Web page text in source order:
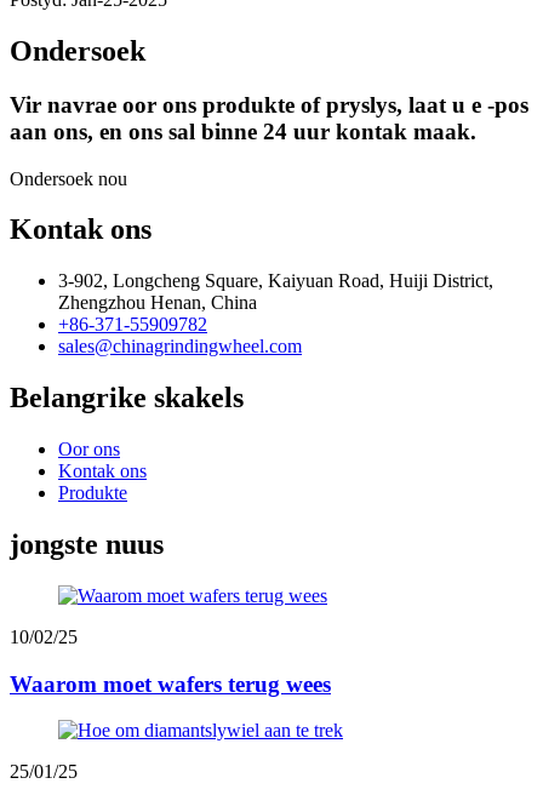
Ondersoek
Vir navrae oor ons produkte of pryslys, laat u e -pos
aan ons, en ons sal binne 24 uur kontak maak.
Ondersoek nou
Kontak ons
3-902, Longcheng Square, Kaiyuan Road, Huiji District,
Zhengzhou Henan, China
+86-371-55909782
sales@chinagrindingwheel.com
Belangrike skakels
Oor ons
Kontak ons
Produkte
jongste nuus
10/02/25
Waarom moet wafers terug wees
25/01/25